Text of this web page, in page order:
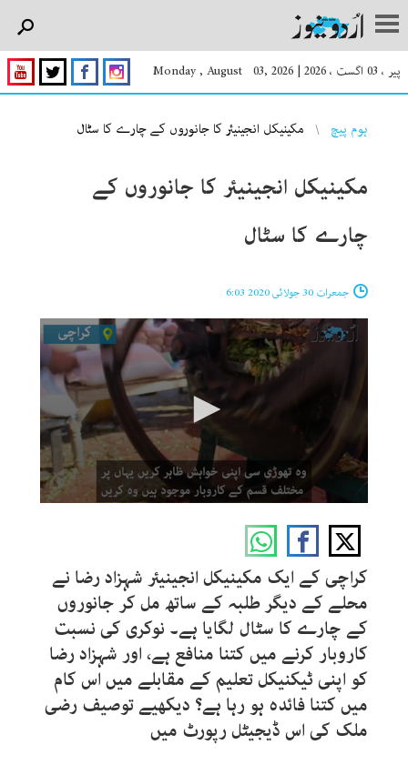
پیر ، 03 اگست ، 2026 |
Monday , August 03, 2026
You are here
ہوم پیچ مکینیکل انجینیئر کا جانوروں کے چارے کا سٹال
مکینیکل انجینیئر کا جانوروں کے
چارے کا سٹال
جمعرات 30 جولائی 2020 6:03
minute,
39
seconds
کراچی کے ایک مکینیکل انجینیئر شہزاد رضا نے
محلے کے دیگر طلبہ کے ساتھ مل کر جانوروں
کے چارے کا سٹال لگایا ہے۔ نوکری کی نسبت
کاروبار کرنے میں کتنا منافع ہے، اور شہزاد رضا
کو اپنی ٹیکنیکل تعلیم کے مقابلے میں اس کام
میں کتنا فائدہ ہو رہا ہے؟ دیکھیے توصیف رضی
ملک کی اس ڈیجیٹل رپورٹ میں